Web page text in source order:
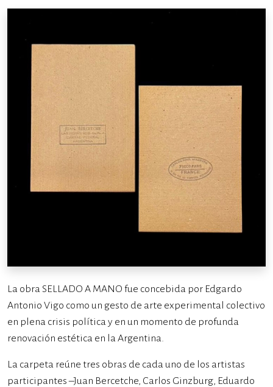
La obra SELLADO A MANO fue concebida por Edgardo
Antonio Vigo como un gesto de arte experimental colectivo
en plena crisis política y en un momento de profunda
renovación estética en la Argentina.
La carpeta reúne tres obras de cada uno de los artistas
participantes –Juan Bercetche, Carlos Ginzburg, Eduardo